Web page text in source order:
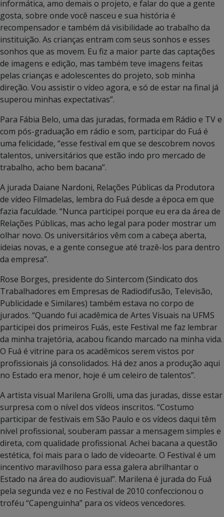
informática, amo demais o projeto, e falar do que a gente
gosta, sobre onde você nasceu e sua história é
recompensador e também dá visibilidade ao trabalho da
instituição. As crianças entram com seus sonhos e esses
sonhos que as movem. Eu fiz a maior parte das captações
de imagens e edição, mas também teve imagens feitas
pelas crianças e adolescentes do projeto, sob minha
direção. Vou assistir o vídeo agora, e só de estar na final já
superou minhas expectativas”.
Para Fábia Belo, uma das juradas, formada em Rádio e TV e
com pós-graduação em rádio e som, participar do Fuá é
uma felicidade, “esse festival em que se descobrem novos
talentos, universitários que estão indo pro mercado de
trabalho, acho bem bacana”.
A jurada Daiane Nardoni, Relações Públicas da Produtora
de vídeo Filmadelas, lembra do Fuá desde a época em que
fazia faculdade. “Nunca participei porque eu era da área de
Relações Públicas, mas acho legal para poder mostrar um
olhar novo. Os universitários vêm com a cabeça aberta,
ideias novas, e a gente consegue até trazê-los para dentro
da empresa”.
Rose Borges, presidente do Sintercom (Sindicato dos
Trabalhadores em Empresas de Radiodifusão, Televisão,
Publicidade e Similares) também estava no corpo de
jurados. “Quando fui acadêmica de Artes Visuais na UFMS
participei dos primeiros Fuás, este Festival me faz lembrar
da minha trajetória, acabou ficando marcado na minha vida.
O Fuá é vitrine para os acadêmicos serem vistos por
profissionais já consolidados. Há dez anos a produção aqui
no Estado era menor, hoje é um celeiro de talentos”.
A artista visual Marilena Grolli, uma das juradas, disse estar
surpresa com o nível dos vídeos inscritos. “Costumo
participar de festivais em São Paulo e os vídeos daqui têm
nível profissional, souberam passar a mensagem simples e
direta, com qualidade profissional. Achei bacana a questão
estética, foi mais para o lado de vídeoarte. O Festival é um
incentivo maravilhoso para essa galera abrilhantar o
Estado na área do audiovisual”. Marilena é jurada do Fuá
pela segunda vez e no Festival de 2010 confeccionou o
troféu “Capenguinha” para os vídeos vencedores.